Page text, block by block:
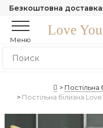
Безкоштовна доставка
Меню
Love You
Постільна
Постільна білизна